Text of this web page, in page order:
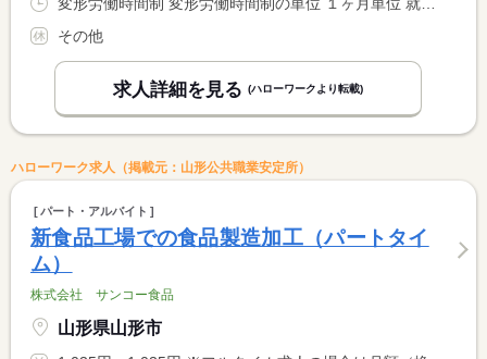
その他
求人詳細を見る (ハローワークより転載)
ハローワーク求人（掲載元：山形公共職業安定所）
パート・アルバイト
新食品工場での食品製造加工（パートタイ
ム）
株式会社 サンコー食品
山形県山形市